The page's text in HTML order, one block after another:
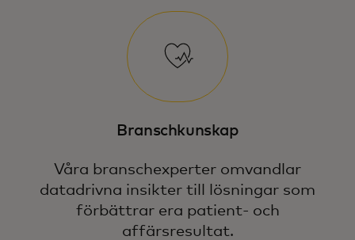
Branschkunskap
Våra branschexperter omvandlar
datadrivna insikter till lösningar som
förbättrar era patient- och
affärsresultat.